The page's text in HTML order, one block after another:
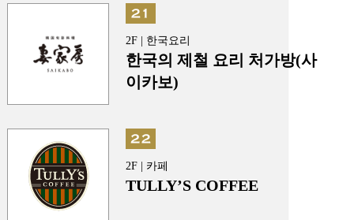
2F | 한국요리
한국의 제철 요리 처가방(사
이카보)
2F | 카페
TULLY’S COFFEE